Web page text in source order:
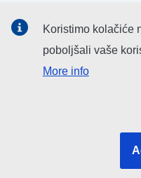
Potražite kanale EU-a na
Koristimo kolačiće
poboljšali vaše
More info